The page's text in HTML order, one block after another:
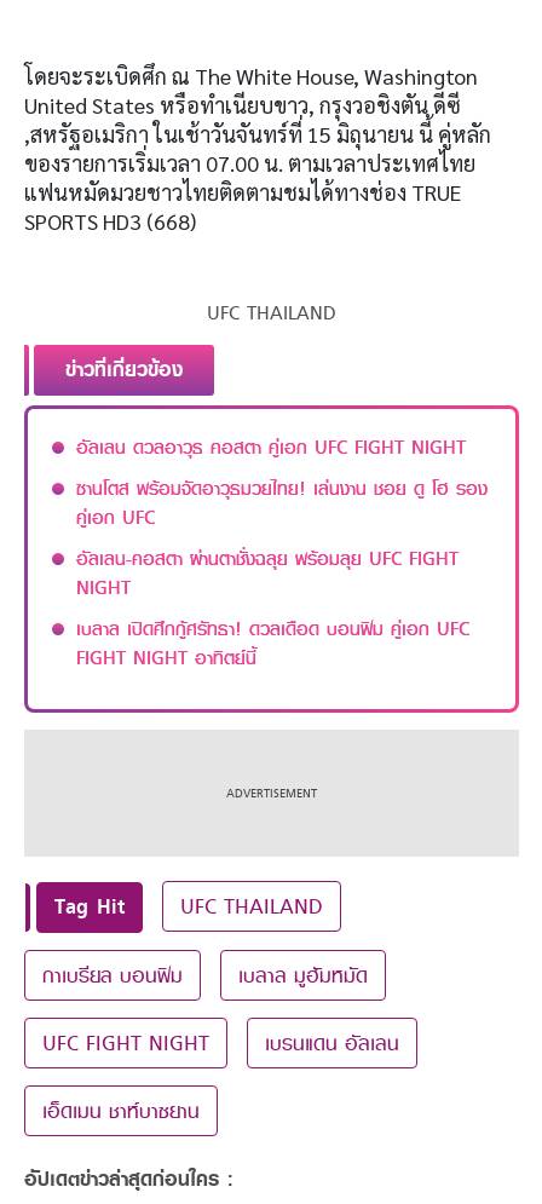
โดยจะระเบิดศึก ณ The White House, Washington
United States หรือทำเนียบขาว, กรุงวอชิงตัน ดีซี
,สหรัฐอเมริกา ในเช้าวันจันทร์ที่ 15 มิถุนายน นี้ คู่หลัก
ของรายการเริ่มเวลา 07.00 น. ตามเวลาประเทศไทย
แฟนหมัดมวยชาวไทยติดตามชมได้ทางช่อง TRUE
SPORTS HD3 (668)
UFC THAILAND
ข่าวที่เกี่ยวข้อง
อัลเลน ดวลอาวุธ คอสตา คู่เอก UFC FIGHT NIGHT
ซานโตส พร้อมจัดอาวุธมวยไทย! เล่นงาน ชอย ดู โฮ รอง
คู่เอก UFC
อัลเลน-คอสตา ผ่านตาชั่งฉลุย พร้อมลุย UFC FIGHT
NIGHT
เบลาล เปิดศึกกู้ศรัทธา! ดวลเดือด บอนฟิม คู่เอก UFC
FIGHT NIGHT อาทิตย์นี้
Tag Hit UFC THAILAND
กาเบรียล บอนฟิม เบลาล มูฮัมหมัด
UFC FIGHT NIGHT เบรนแดน อัลเลน
เอ็ดเมน ชาห์บาซยาน
อัปเดตข่าวล่าสุดก่อนใคร :